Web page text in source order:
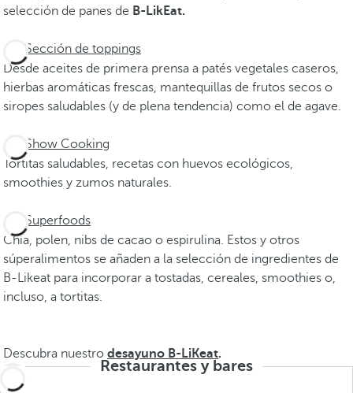
selección de panes de B-LikEat.
Sección de toppings
Desde aceites de primera prensa a patés vegetales caseros,
hierbas aromáticas frescas, mantequillas de frutos secos o
siropes saludables (y de plena tendencia) como el de agave.
Show Cooking
Tortitas saludables, recetas con huevos ecológicos,
smoothies y zumos naturales.
Superfoods
Chía, polen, nibs de cacao o espirulina. Estos y otros
súperalimentos se añaden a la selección de ingredientes de
B-Likeat para incorporar a tostadas, cereales, smoothies o,
incluso, a tortitas.
Descubra nuestro desayuno B-LiKeat.
Restaurantes y bares